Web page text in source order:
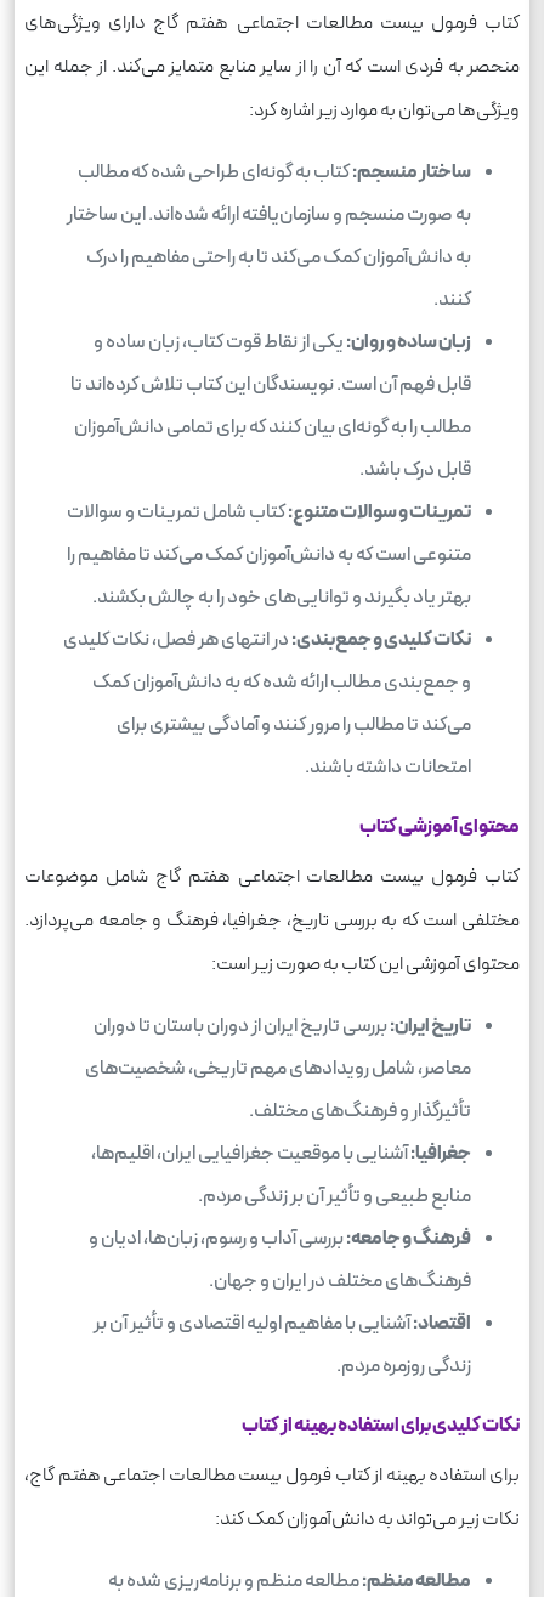
کتاب فرمول بیست مطالعات اجتماعی هفتم گاج دارای ویژگی‌های
منحصر به فردی است که آن را از سایر منابع متمایز می‌کند. از جمله این
ویژگی‌ها می‌توان به موارد زیر اشاره کرد:
ساختار منسجم:کتاب به گونه‌ای طراحی شده که مطالب
به صورت منسجم و سازمان‌یافته ارائه شده‌اند. این ساختار
به دانش‌آموزان کمک می‌کند تا به راحتی مفاهیم را درک
کنند.
زبان ساده و روان:یکی از نقاط قوت کتاب، زبان ساده و
قابل فهم آن است. نویسندگان این کتاب تلاش کرده‌اند تا
مطالب را به گونه‌ای بیان کنند که برای تمامی دانش‌آموزان
قابل درک باشد.
تمرینات و سوالات متنوع:کتاب شامل تمرینات و سوالات
متنوعی است که به دانش‌آموزان کمک می‌کند تا مفاهیم را
بهتر یاد بگیرند و توانایی‌های خود را به چالش بکشند.
نکات کلیدی و جمع‌بندی:در انتهای هر فصل، نکات کلیدی
و جمع‌بندی مطالب ارائه شده که به دانش‌آموزان کمک
می‌کند تا مطالب را مرور کنند و آمادگی بیشتری برای
امتحانات داشته باشند.
محتوای آموزشی کتاب
کتاب فرمول بیست مطالعات اجتماعی هفتم گاج شامل موضوعات
مختلفی است که به بررسی تاریخ، جغرافیا، فرهنگ و جامعه می‌پردازد.
محتوای آموزشی این کتاب به صورت زیر است:
تاریخ ایران:بررسی تاریخ ایران از دوران باستان تا دوران
معاصر، شامل رویدادهای مهم تاریخی، شخصیت‌های
تأثیرگذار و فرهنگ‌های مختلف.
جغرافیا:آشنایی با موقعیت جغرافیایی ایران، اقلیم‌ها،
منابع طبیعی و تأثیر آن بر زندگی مردم.
فرهنگ و جامعه:بررسی آداب و رسوم، زبان‌ها، ادیان و
فرهنگ‌های مختلف در ایران و جهان.
اقتصاد:آشنایی با مفاهیم اولیه اقتصادی و تأثیر آن بر
زندگی روزمره مردم.
نکات کلیدی برای استفاده بهینه از کتاب
برای استفاده بهینه از کتاب فرمول بیست مطالعات اجتماعی هفتم گاج،
نکات زیر می‌تواند به دانش‌آموزان کمک کند:
مطالعه منظم:مطالعه منظم و برنامه‌ریزی شده به